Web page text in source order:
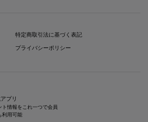
特定商取引法に基づく表記
プライバシーポリシー
プリ
ト情報をこれ一つで会員
利用可能